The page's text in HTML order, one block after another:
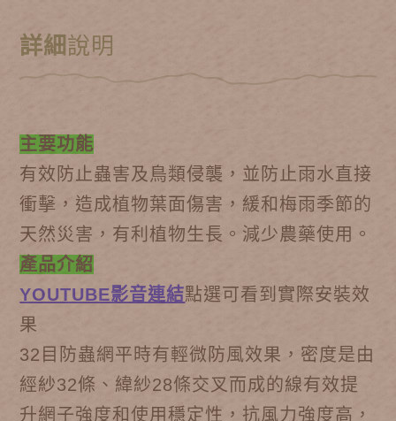
詳細說明
主要功能
有效防止蟲害及鳥類侵襲，並防止雨水直接
衝擊，造成植物葉面傷害，緩和梅雨季節的
天然災害，有利植物生長。 減少農藥使用。
產品介紹
YOUTUBE影音連結點選可看到實際安裝效
果
32目防蟲網平時有輕微防風效果，密度是由
經紗32條、緯紗28條交叉而成的線有效提
升網子強度和使用穩定性，抗風力強度高，